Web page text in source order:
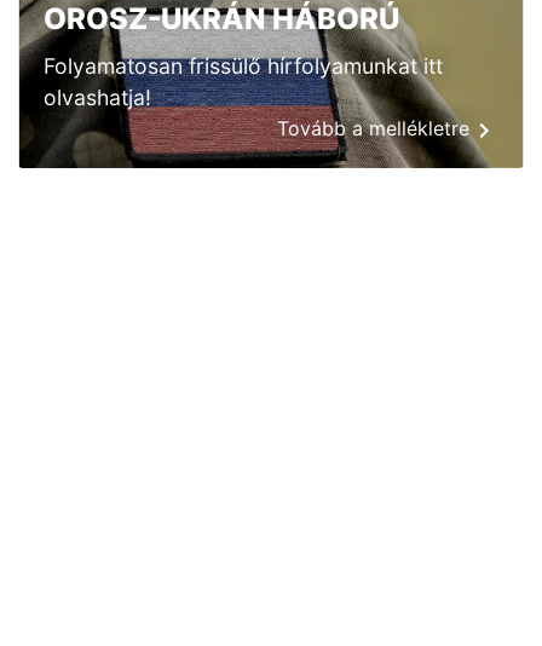
OROSZ-UKRÁN HÁBORÚ
Folyamatosan frissülő hírfolyamunkat itt
olvashatja!
Tovább a mellékletre